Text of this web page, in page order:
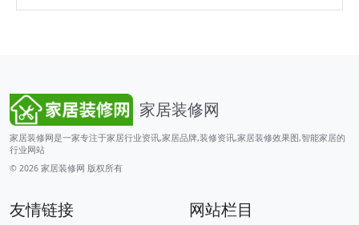
家居装修网
家居装修网是一家专注于家居行业资讯,家居品牌,装修资讯,家居装修效果图,智能家居的
行业网站
© 2026 家居装修网 版权所有
友情链接 网站栏目